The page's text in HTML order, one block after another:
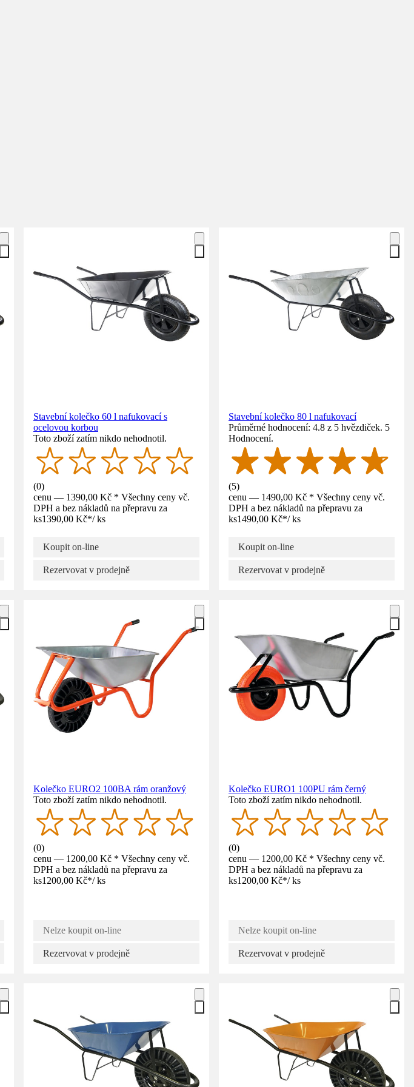
Stavební kolečko 60 l nafukovací s
ocelovou korbou
Toto zboží zatím nikdo nehodnotil.
(0)
cenu — 1390,00 Kč * Všechny ceny vč.
DPH a bez nákladů na přepravu za
ks1390,00 Kč*/ ks
Koupit on-line
Rezervovat v prodejně
Stavební kolečko 80 l nafukovací
Průměrné hodnocení: 4.8 z 5 hvězdiček. 5
Hodnocení.
(5)
cenu — 1490,00 Kč * Všechny ceny vč.
DPH a bez nákladů na přepravu za
ks1490,00 Kč*/ ks
Koupit on-line
Rezervovat v prodejně
Kolečko EURO2 100BA rám oranžový
Toto zboží zatím nikdo nehodnotil.
(0)
cenu — 1200,00 Kč * Všechny ceny vč.
DPH a bez nákladů na přepravu za
ks1200,00 Kč*/ ks
Nelze koupit on-line
Rezervovat v prodejně
Kolečko EURO1 100PU rám černý
Toto zboží zatím nikdo nehodnotil.
(0)
cenu — 1200,00 Kč * Všechny ceny vč.
DPH a bez nákladů na přepravu za
ks1200,00 Kč*/ ks
Nelze koupit on-line
Rezervovat v prodejně